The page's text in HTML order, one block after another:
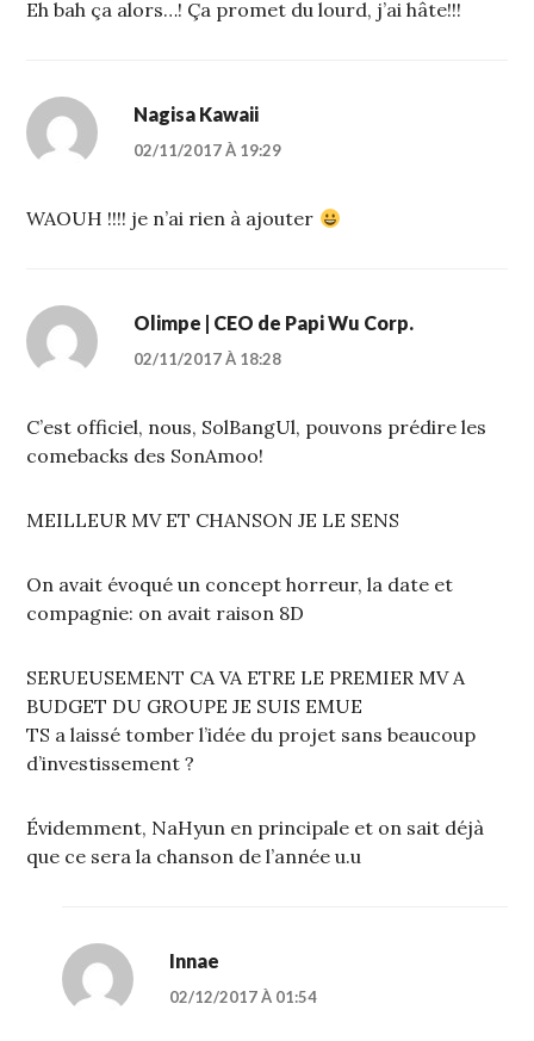
Eh bah ça alors…! Ça promet du lourd, j’ai hâte!!!
Nagisa Kawaii
02/11/2017 À 19:29
WAOUH !!!! je n’ai rien à ajouter
Olimpe | CEO de Papi Wu Corp.
02/11/2017 À 18:28
C’est officiel, nous, SolBangUl, pouvons prédire les
comebacks des SonAmoo!
MEILLEUR MV ET CHANSON JE LE SENS
On avait évoqué un concept horreur, la date et
compagnie: on avait raison 8D
SERUEUSEMENT CA VA ETRE LE PREMIER MV A
BUDGET DU GROUPE JE SUIS EMUE
TS a laissé tomber l’idée du projet sans beaucoup
d’investissement ?
Évidemment, NaHyun en principale et on sait déjà
que ce sera la chanson de l’année u.u
Innae
02/12/2017 À 01:54